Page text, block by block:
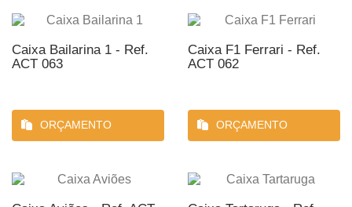
Caixa Bailarina 1 - Ref.
ACT 063
ORÇAMENTO
Caixa F1 Ferrari - Ref.
ACT 062
ORÇAMENTO